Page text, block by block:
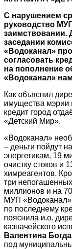
С нарушением
руководство
заимствовании.
заседании
«Водоканал»
согласовать
на пополнение
«Водоканал»
Как объяснил
имущества мэрии
кредит город
«Детский Мир».
«Водоканал»
– деньги пойдут
энергетикам, 19
очистку стоков и
химреагентов.
три
миллионов и на
МУП «Водоканал»
по последнему
пояснила и.о.
казначейского
Валентина
под